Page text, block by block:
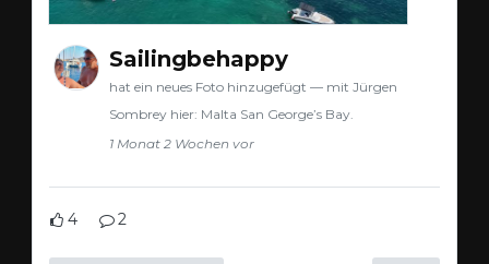
Sailingbehappy
hat ein neues Foto hinzugefügt — mit Jürgen
Sombrey hier: Malta San George’s Bay.
1 Monat 2 Wochen vor
4 2